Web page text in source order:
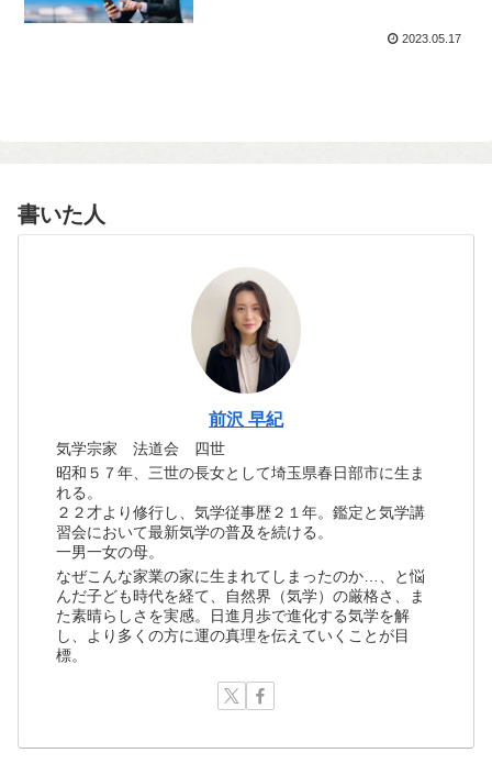
2023.05.17
書いた人
前沢 早紀
気学宗家 法道会 四世
昭和５７年、三世の長女として埼玉県春日部市に生ま
れる。
２２才より修行し、気学従事歴２１年。鑑定と気学講
習会において最新気学の普及を続ける。
一男一女の母。
なぜこんな家業の家に生まれてしまったのか…、と悩
んだ子ども時代を経て、自然界（気学）の厳格さ、ま
た素晴らしさを実感。日進月歩で進化する気学を解
し、より多くの方に運の真理を伝えていくことが目
標。